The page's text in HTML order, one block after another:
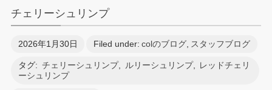
チェリーシュリンプ
2026年1月30日 Filed under: colのブログ, スタッフブログ
タグ: チェリーシュリンプ, ルリーシュリンプ,
レッドチェリ
ーシュリンプ